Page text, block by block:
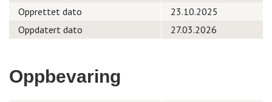
Opprettet dato
23.10.2025
Oppdatert dato
27.03.2026
Oppbevaring